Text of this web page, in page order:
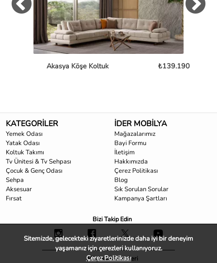
Akasya Köşe Koltuk ₺139.190
KATEGORİLER
Yemek Odası
Yatak Odası
Koltuk Takımı
Tv Ünitesi & Tv Sehpası
Çocuk & Genç Odası
Sehpa
Aksesuar
Fırsat
İDER MOBİLYA
Mağazalarımız
Bayi Formu
İletişim
Hakkımızda
Çerez Politikası
Blog
Sık Sorulan Sorular
Kampanya Şartları
Bizi Takip Edin
Müşteri Hizmetleri
Sitemizde, gelecekteki ziyaretlerinizde daha iyi bir deneyim
yaşamanız için çerezleri kullanıyoruz.
Çerez Politikası